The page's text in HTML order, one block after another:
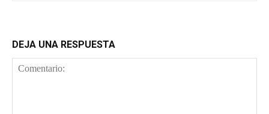
DEJA UNA RESPUESTA